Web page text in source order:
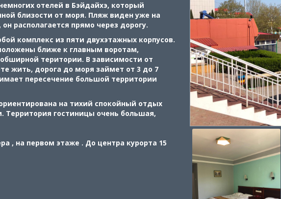
отелей в Бэйдайхэ, который
близости от моря. Пляж виден уже на
располагается прямо через дорогу.
комплекс из пяти двухэтажных корпусов.
ближе к главным воротам,
територии. В зависимости от
жить, дорога до моря займет от 3 до 7
пересечение большой территории
на тихий спокойный отдых
Территория гостиницы очень большая,
, на первом этаже . До центра курорта 15